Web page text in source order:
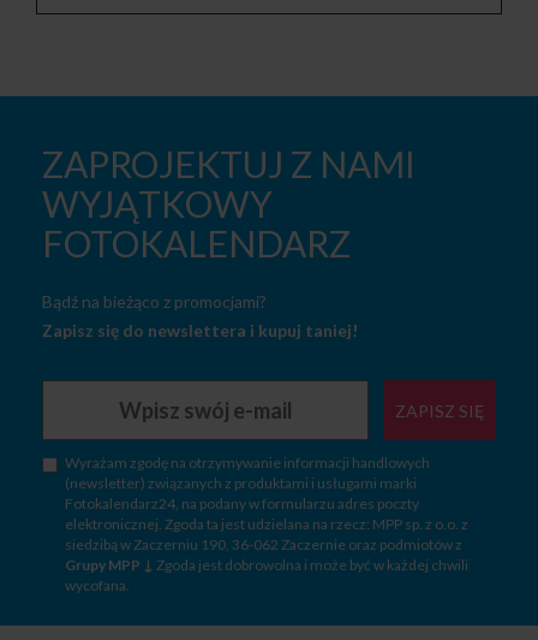
ZAPROJEKTUJ Z NAMI
WYJĄTKOWY
FOTOKALENDARZ
Bądź na bieżąco z promocjami?
Zapisz się do newslettera i kupuj taniej!
ZAPISZ SIĘ
Wyrażam zgodę na otrzymywanie informacji handlowych
(newsletter) związanych z produktami i usługami marki
Fotokalendarz24, na podany w formularzu adres poczty
elektronicznej. Zgoda ta jest udzielana na rzecz: MPP sp. z o.o. z
siedzibą w Zaczerniu 190, 36-062 Zaczernie oraz podmiotów z
Grupy MPP ↓ Zgoda jest dobrowolna i może być w każdej chwili
wycofana.